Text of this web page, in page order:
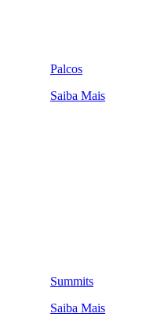
Palcos
Saiba Mais
Summits
Saiba Mais